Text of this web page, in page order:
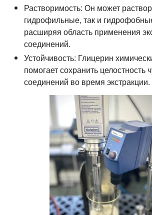
Растворимость: Он может
гидрофильные, так и
расширяя область применения
соединений.
Устойчивость: Глицерин
помогает сохранить целостность
соединений во время экстракции.